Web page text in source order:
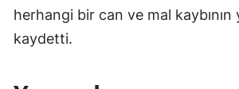
herhangi bir can ve mal kaybının
kaydetti.